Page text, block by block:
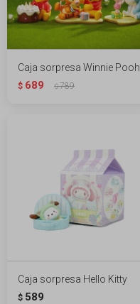
Caja sorpresa Winnie Pooh
$ 689 $789
Caja sorpresa Hello Kitty
$ 589